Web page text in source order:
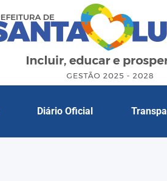
Diário Oficial